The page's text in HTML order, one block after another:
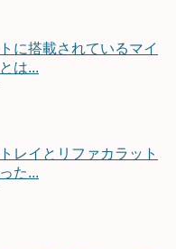
に搭載されているマイ
は...
レイとリファカラット
た...